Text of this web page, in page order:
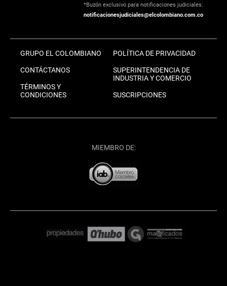
*Buzón exclusivo para notificaciones judiciales:
notificacionesjudiciales@elcolombiano.com.co
GRUPO EL COLOMBIANO
CONTÁCTANOS
TÉRMINOS Y
CONDICIONES
POLÍTICA DE PRIVACIDAD
SUPERINTENDENCIA DE
INDUSTRIA Y COMERCIO
SUSCRIPCIONES
MIEMBRO DE: